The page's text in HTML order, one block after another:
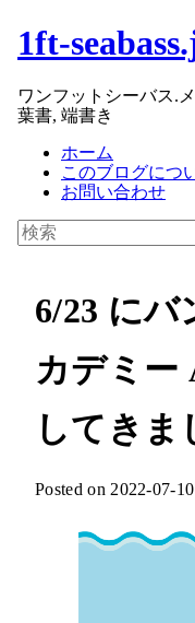
1ft-
ワンフットシーバス.
葉書, 端書き
ホーム
このブログにつ
お問い合わせ
6/23 にバ
カデミー
してきま
Posted on 2022-07-10